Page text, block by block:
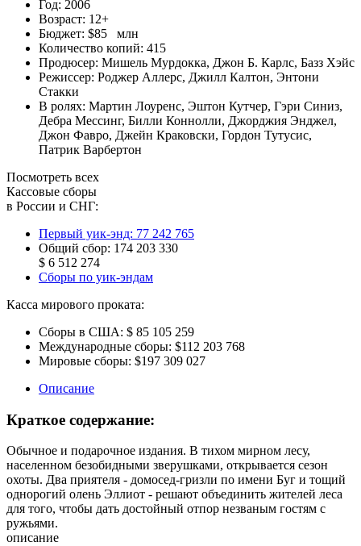
Год: 2006
Возраст: 12+
Бюджет: $85 млн
Количество копий: 415
Продюсер: Мишель Мурдокка, Джон Б. Карлс, Базз Хэйс
Режиссер: Роджер Аллерс, Джилл Калтон, Энтони
Стакки
В ролях: Мартин Лоуренс, Эштон Кутчер, Гэри Синиз,
Дебра Мессинг, Билли Коннолли, Джорджия Энджел,
Джон Фавро, Джейн Краковски, Гордон Тутусис,
Патрик Варбертон
Посмотреть всех
Кассовые сборы
в России и СНГ:
Первый уик-энд: 77 242 765
Общий сбор: 174 203 330
$ 6 512 274
Сборы по уик-эндам
Касса мирового проката:
Сборы в США: $ 85 105 259
Международные сборы: $112 203 768
Мировые сборы: $197 309 027
Описание
Краткое содержание:
Обычное и подарочное издания. В тихом мирном лесу,
населенном безобидными зверушками, открывается сезон
охоты. Два приятеля - домосед-гризли по имени Буг и тощий
однорогий олень Эллиот - решают объединить жителей леса
для того, чтобы дать достойный отпор незваным гостям с
ружьями.
описание